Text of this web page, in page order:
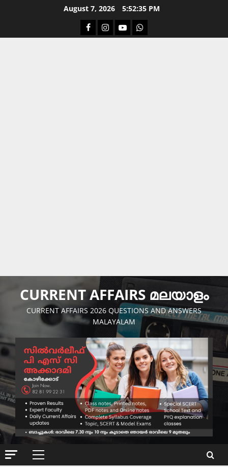
August 7, 2026 5:52:35 PM
Facebook
Instagram
YoutubeWhatsapp
CURRENT AFFAIRS മലയാളം
CURRENT AFFAIRS 2026 QUESTIONS AND ANSWERS
MALAYALAM
Primary